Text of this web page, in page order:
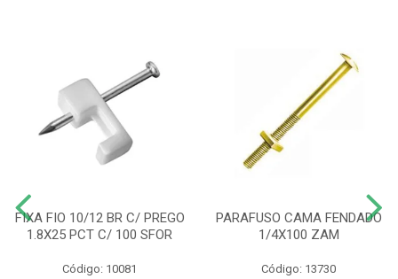
FIXA FIO 10/12 BR C/ PREGO
1.8X25 PCT C/ 100 SFOR
Código: 10081
PARAFUSO CAMA FENDADO
1/4X100 ZAM
Código: 13730